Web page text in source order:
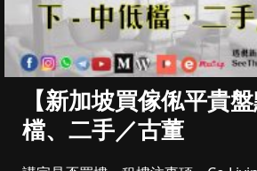
【新加坡買傢俬平貴
檔、二手／古董